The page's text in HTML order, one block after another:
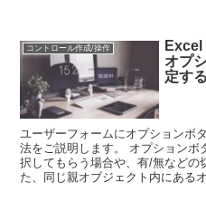
コントロール作成/操作
Excel
オプ
定す
ユーザーフォームにオプションボ
法をご説明します。 オプションボ
択してもらう場合や、有/無などの
た、同じ親オブジェクト内にあるオ